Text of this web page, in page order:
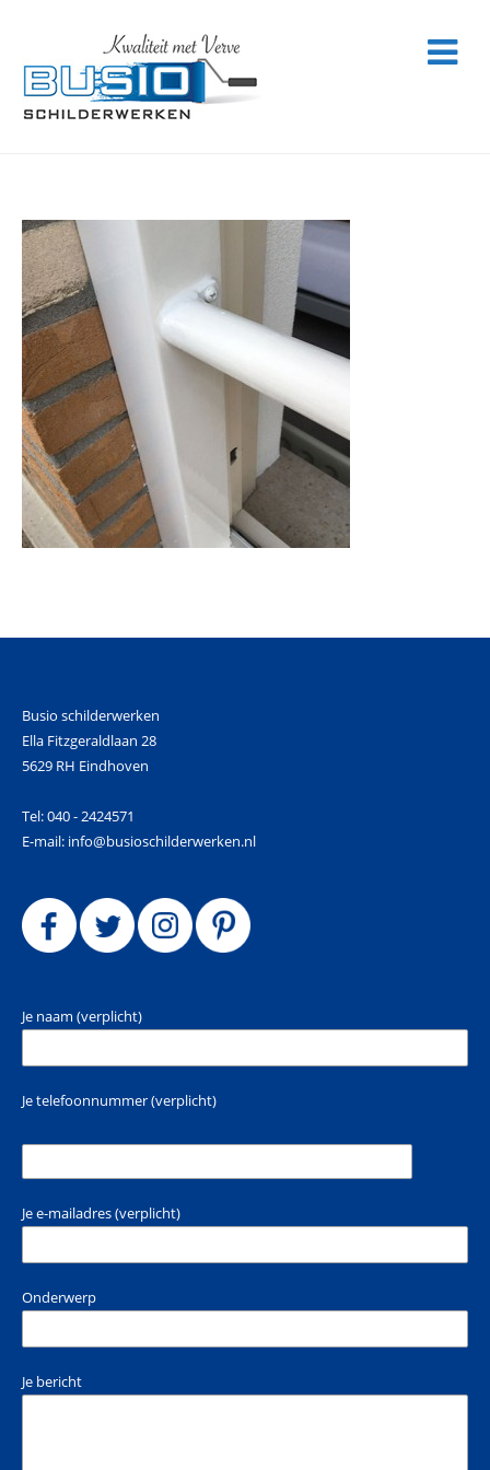
Busio schilderwerken
Ella Fitzgeraldlaan 28
5629 RH Eindhoven
Tel: 040 - 2424571
E-mail: info@busioschilderwerken.nl
Je naam (verplicht)
Je telefoonnummer (verplicht)
Je e-mailadres (verplicht)
Onderwerp
Je bericht